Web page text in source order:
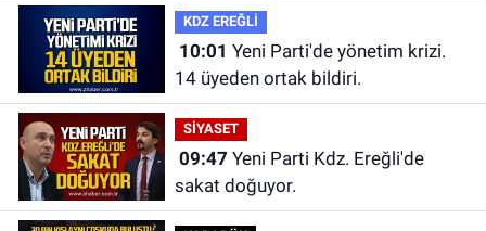
KDZ EREĞLİ
10:01
14 üyeden ortak bildiri.
SİYASET
09:47
sakat doğuyor.